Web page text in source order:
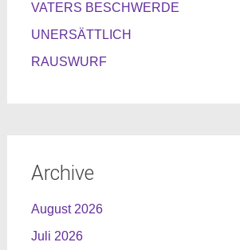
VATERS BESCHWERDE
UNERSÄTTLICH
RAUSWURF
Archive
August 2026
Juli 2026